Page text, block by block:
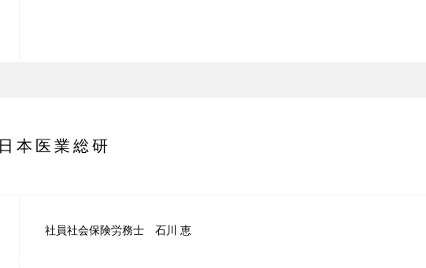
日本医業総研
社員社会保険労務士 石川 恵